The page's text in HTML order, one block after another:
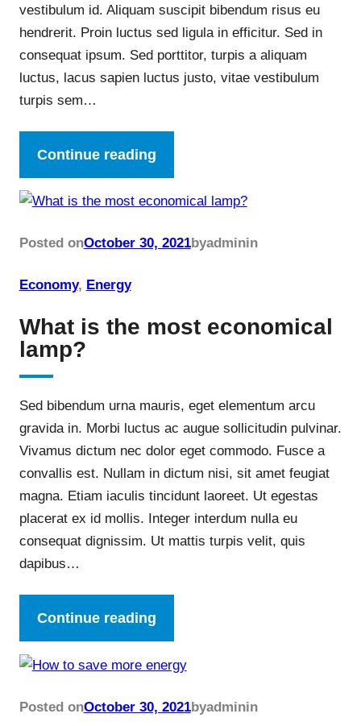
vestibulum id. Aliquam suscipit bibendum risus eu
hendrerit. Proin luctus sed ligula in efficitur. Sed in
consequat ipsum. Sed porttitor, turpis a aliquam
luctus, lacus sapien luctus justo, vitae vestibulum
turpis sem…
Continue reading
Posted onOctober 30, 2021byadminin
Economy, Energy
What is the most economical
lamp?
Sed bibendum urna mauris, eget elementum arcu
gravida in. Morbi luctus ac augue sollicitudin pulvinar.
Vivamus dictum nec dolor eget commodo. Fusce a
convallis est. Nullam in dictum nisi, sit amet feugiat
magna. Etiam iaculis tincidunt laoreet. Ut egestas
placerat ex id mollis. Integer interdum nulla eu
consequat dignissim. Ut mattis turpis velit, quis
dapibus…
Continue reading
Posted onOctober 30, 2021byadminin